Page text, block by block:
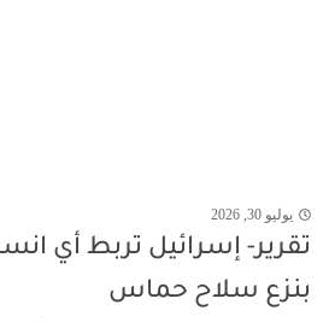
يوليو 30, 2026
تقرير- إسرائيل تربط أي
بنزع سلاح حماس